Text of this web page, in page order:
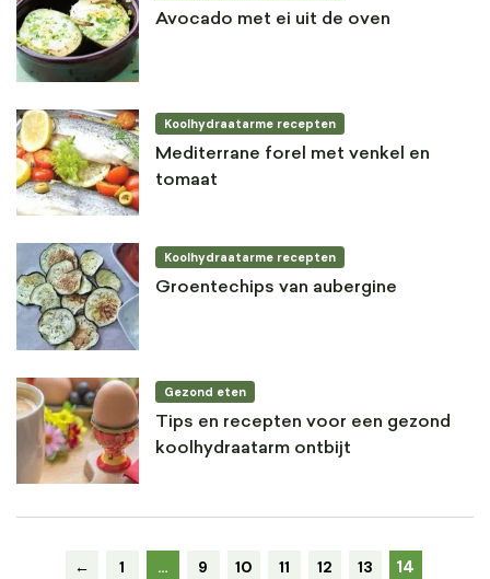
Avocado met ei uit de oven
Koolhydraatarme recepten
Mediterrane forel met venkel en
tomaat
Koolhydraatarme recepten
Groentechips van aubergine
Gezond eten
Tips en recepten voor een gezond
koolhydraatarm ontbijt
← 1 … 9 10 11 12 13 14